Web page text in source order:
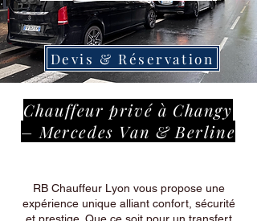
Devis & Réservation
Chauffeur privé à Changy
– Mercedes Van & Berline
RB Chauffeur Lyon vous propose une
expérience unique alliant confort, sécurité